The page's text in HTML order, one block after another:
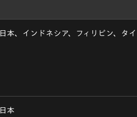
日本、インドネシア、フィリピン、タイ
日本